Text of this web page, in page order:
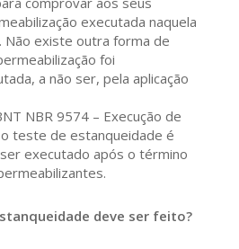
executada naquela
Não existe outra forma de
foi
a não ser, pela aplicação
NBR 9574 – Execução de
teste de estanqueidade é
executado após o término
deve ser feito?